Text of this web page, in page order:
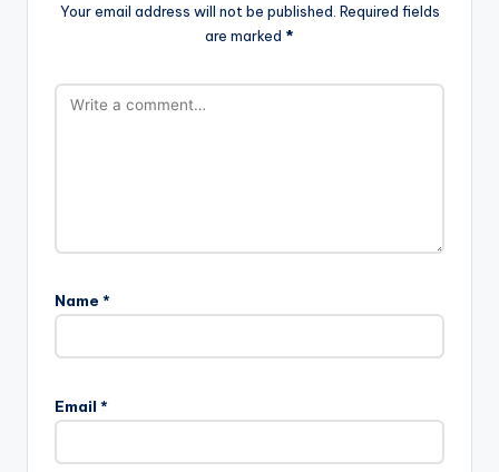
Your email address will not be published. Required fields
are marked *
Name *
Email *